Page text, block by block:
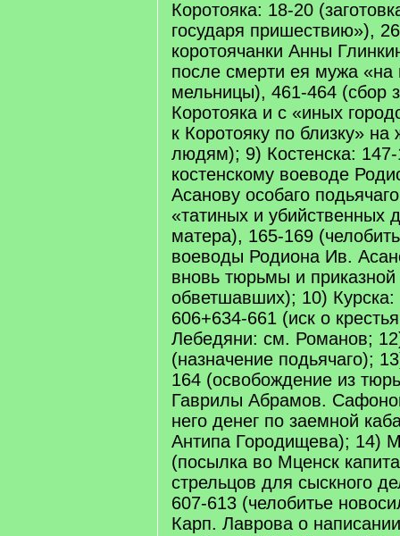
Коротояка: 18-20
государя пришествию»),
коротоячанки Анны
после смерти ея мужа «на
мельницы), 461-464 (сбор
Коротояка и с «иных
к Коротояку по близку»
людям); 9) Костенска:
костенскому воеводе
Асанову особаго
«татиных и убийственных
матера), 165-169
воеводы Родиона Ив.
вновь тюрьмы и
обветшавших); 10) Курска:
606+634-661 (иск о
Лебедяни: см. Романов;
(назначение подьячаго);
164 (освобождение из
Гаврилы Абрамов.
него денег по заемной
Антипа Городищева); 14)
(посылка во Мценск
стрельцов для сыскного
607-613 (челобитье
Карп. Лаврова о